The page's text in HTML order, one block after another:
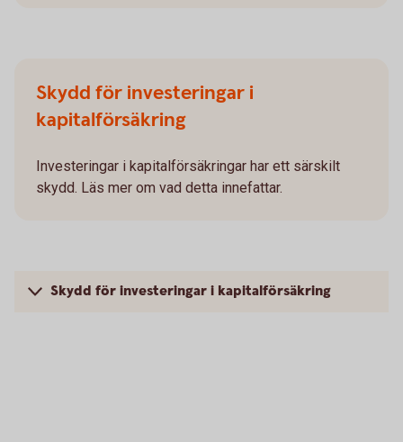
Skydd för investeringar i
kapitalförsäkring
Investeringar i kapitalförsäkringar har ett särskilt
skydd. Läs mer om vad detta innefattar.
Skydd för investeringar i kapitalförsäkring